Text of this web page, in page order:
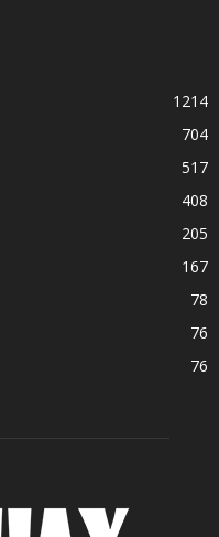
1214
704
517
408
205
167
78
76
76